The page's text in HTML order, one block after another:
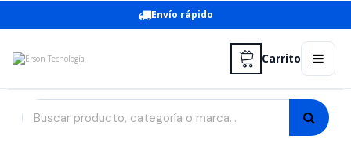
Envío rápido
Carrito